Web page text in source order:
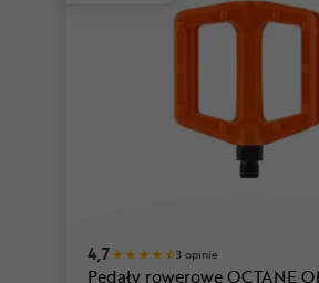
4,7 3 opinie
Pedały rowerowe OCTANE